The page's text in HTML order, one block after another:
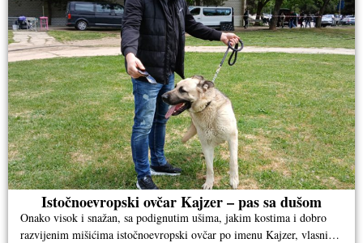
Istočnoevropski ovčar Kajzer – pas sa dušom
Onako visok i snažan, sa podignutim ušima, jakim kostima i dobro
razvijenim mišićima istočnoevropski ovčar po imenu Kajzer, vlasnika